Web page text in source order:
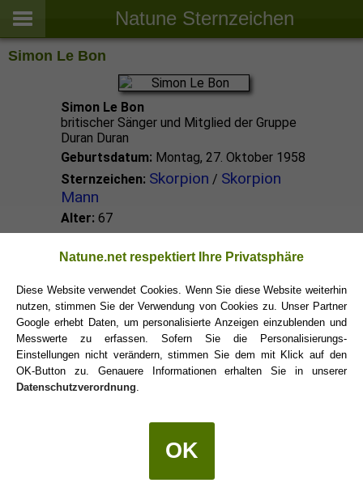
Natune Sternzeichen
Simon Le Bon
Simon Le Bon
britischer Sänger und Mitglied der Gruppe
Duran Duran
Geburtsdatum: Montag, 27. Oktober 1958
Sternzeichen: Skorpion / Skorpion
Mann
Alter: 67
Skorpion Promis
Skorpion Sternzeichen
Natune.net respektiert Ihre Privatsphäre
Diese Website verwendet Cookies. Wenn Sie diese Website weiterhin
nutzen, stimmen Sie der Verwendung von Cookies zu. Unser Partner
Google erhebt Daten, um personalisierte Anzeigen einzublenden und
Messwerte zu erfassen. Sofern Sie die Personalisierungs-
Einstellungen nicht verändern, stimmen Sie dem mit Klick auf den
OK-Button zu. Genauere Informationen erhalten Sie in unserer
Datenschutzverordnung
OK